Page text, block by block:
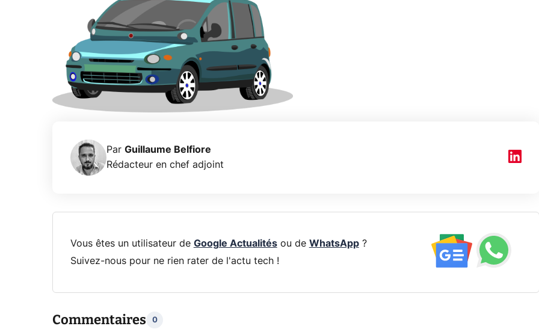
Par Guillaume Belfiore
Rédacteur en chef adjoint
Vous êtes un utilisateur de Google Actualitésou de WhatsApp?
Suivez-nous pour ne rien rater de l'actu tech !
Commentaires 0